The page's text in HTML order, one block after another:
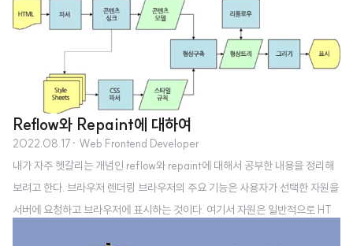
안정하며, 유지보수 비용이 많이 들게 됩니다.근본적으로 캐싱은 불필요한 작업
을 줄이는 것입니다. 브라우저, CDN 또는 프락시가 변경되지 않은 리소스를 서
버에 요청해야 할 때마다 시간과 대역폭이 낭비됩니다. 서버가 동일한 콘텐츠를
다시 빌드하거나 재전송해야 할 때마다 부하와 비용이 추가됩니다. 블랙 ..
Reflow와 Repaint에 대하여
2022.08.17 · Web Frontend Developer
내가 자주 헷갈리는 개념인 reflow와 repaint에 대해서 공부한 내용을 정리해
보려고 한다. 브라우저 렌더링 브라우저의 주요 기능은 사용자가 선택한 자원을
서버에 요청하고 브라우저에 표시하는 것이다. 여기서 자원은 일반적으로 HT